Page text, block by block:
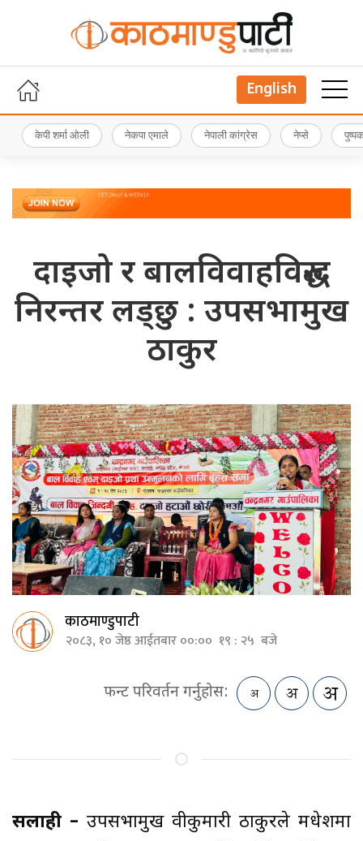
English
केपी शर्मा ओली नेकपा एमाले नेपाली कांग्रेस नेप्से
दाइजो र बालविवाहविरुद्ध
निरन्तर लड्छु : उपसभामुख
ठाकुर
काठमाण्डुपाटी
२०८३, १० जेष्ठ आईतबार ००:०० १९ : २५ बजे
फन्ट परिवर्तन गर्नुहोस:
सर्लाही – उपसभामुख रुवीकुमारी ठाकुरले मधेशमा